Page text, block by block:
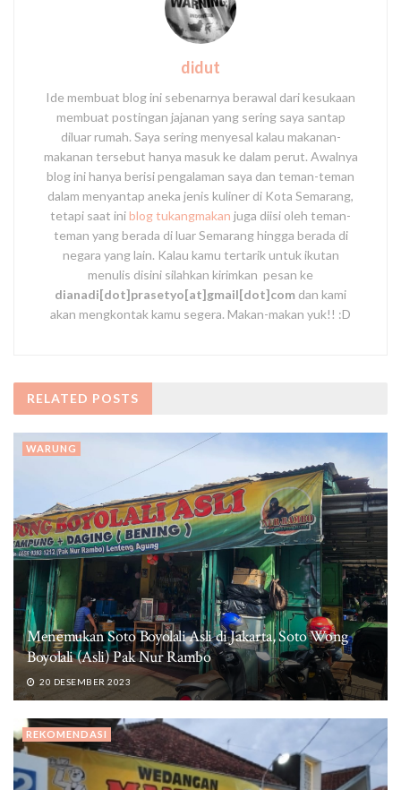
didut
Ide membuat blog ini sebenarnya berawal dari kesukaan
membuat postingan jajanan yang sering saya santap
diluar rumah. Saya sering menyesal kalau makanan-
makanan tersebut hanya masuk ke dalam perut. Awalnya
blog ini hanya berisi pengalaman saya dan teman-teman
dalam menyantap aneka jenis kuliner di Kota Semarang,
tetapi saat iniblog tukangmakan juga diisi oleh teman-
teman yang berada di luar Semarang hingga berada di
negara yang lain. Kalau kamu tertarik untuk ikutan
menulis disini silahkan kirimkan pesan ke
dianadi[dot]prasetyo[at]gmail[dot]com dan kami
akan mengkontak kamu segera. Makan-makan yuk!! :D
RELATED POSTS
WARUNG
Menemukan Soto Boyolali Asli di Jakarta, Soto Wong
Boyolali (Asli) Pak Nur Rambo
20 DESEMBER 2023
REKOMENDASI